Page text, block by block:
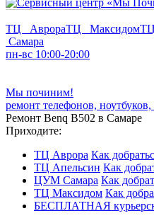
ТЦ АврораТЦ Максидом
Самара
пн-вс 10:00-20:00
Мы починим!
ремонт телефонов,
Ремонт Benq B502 в Самаре
Приходите:
ТЦ Аврора Как
ТЦ Апельсин Как
ЦУМ Самара Как
ТЦ Максидом Как
БЕСПЛАТНАЯ